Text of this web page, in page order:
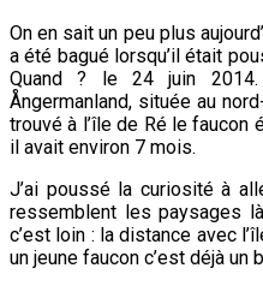
On en sait un peu plus
a été bagué lorsqu’il était
Quand ? le 24 juin
Ångermanland, située au
trouvé à l’île de Ré le faucon
il avait environ 7 mois.
J’ai poussé la curiosité à
ressemblent les paysages
c’est loin : la distance avec
un jeune faucon c’est déjà un